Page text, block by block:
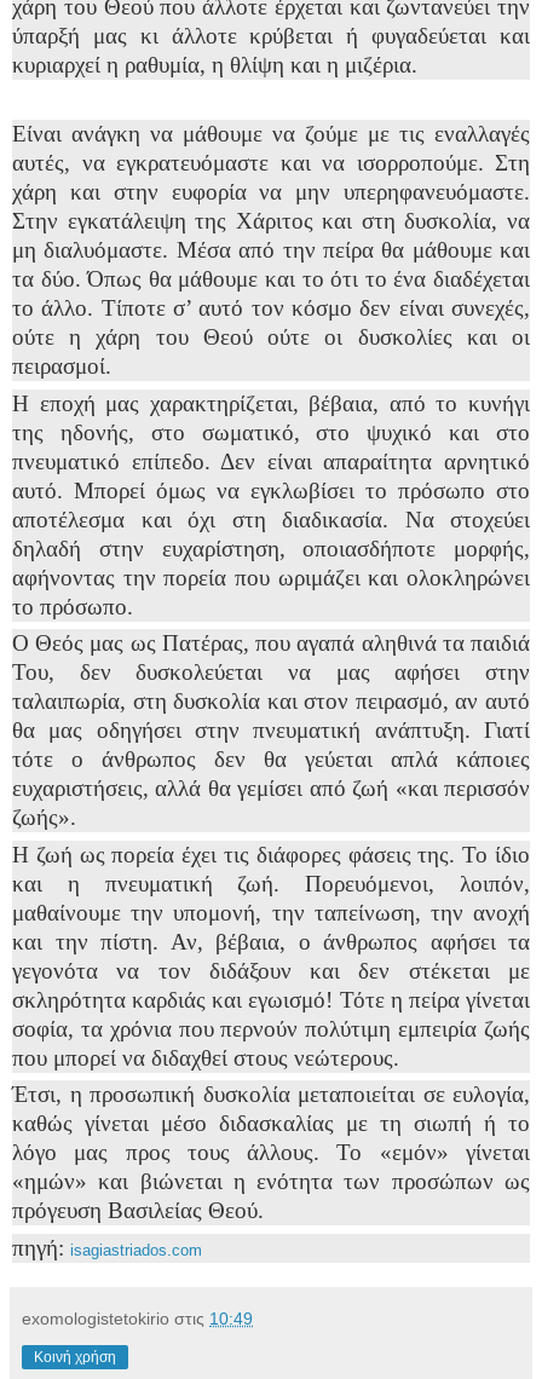
χάρη του Θεού που άλλοτε έρχεται και ζωντανεύει την
ύπαρξή μας κι άλλοτε κρύβεται ή φυγαδεύεται και
κυριαρχεί η ραθυμία, η θλίψη και η μιζέρια.
Είναι ανάγκη να μάθουμε να ζούμε με τις εναλλαγές
αυτές, να εγκρατευόμαστε και να ισορροπούμε. Στη
χάρη και στην ευφορία να μην υπερηφανευόμαστε.
Στην εγκατάλειψη της Χάριτος και στη δυσκολία, να
μη διαλυόμαστε. Μέσα από την πείρα θα μάθουμε και
τα δύο. Όπως θα μάθουμε και το ότι το ένα διαδέχεται
το άλλο. Τίποτε σ’ αυτό τον κόσμο δεν είναι συνεχές,
ούτε η χάρη του Θεού ούτε οι δυσκολίες και οι
πειρασμοί.
Η εποχή μας χαρακτηρίζεται, βέβαια, από το κυνήγι
της ηδονής, στο σωματικό, στο ψυχικό και στο
πνευματικό επίπεδο. Δεν είναι απαραίτητα αρνητικό
αυτό. Μπορεί όμως να εγκλωβίσει το πρόσωπο στο
αποτέλεσμα και όχι στη διαδικασία. Να στοχεύει
δηλαδή στην ευχαρίστηση, οποιασδήποτε μορφής,
αφήνοντας την πορεία που ωριμάζει και ολοκληρώνει
το πρόσωπο.
Ο Θεός μας ως Πατέρας, που αγαπά αληθινά τα παιδιά
Του, δεν δυσκολεύεται να μας αφήσει στην
ταλαιπωρία, στη δυσκολία και στον πειρασμό, αν αυτό
θα μας οδηγήσει στην πνευματική ανάπτυξη. Γιατί
τότε ο άνθρωπος δεν θα γεύεται απλά κάποιες
ευχαριστήσεις, αλλά θα γεμίσει από ζωή «και περισσόν
ζωής».
Η ζωή ως πορεία έχει τις διάφορες φάσεις της. Το ίδιο
και η πνευματική ζωή. Πορευόμενοι, λοιπόν,
μαθαίνουμε την υπομονή, την ταπείνωση, την ανοχή
και την πίστη. Αν, βέβαια, ο άνθρωπος αφήσει τα
γεγονότα να τον διδάξουν και δεν στέκεται με
σκληρότητα καρδιάς και εγωισμό! Τότε η πείρα γίνεται
σοφία, τα χρόνια που περνούν πολύτιμη εμπειρία ζωής
που μπορεί να διδαχθεί στους νεώτερους.
Έτσι, η προσωπική δυσκολία μεταποιείται σε ευλογία,
καθώς γίνεται μέσο διδασκαλίας με τη σιωπή ή το
λόγο μας προς τους άλλους. Το «εμόν» γίνεται
«ημών» και βιώνεται η ενότητα των προσώπων ως
πρόγευση Βασιλείας Θεού.
πηγή: isagiastriados.com
exomologistetokirio στις 10:49
Κοινή χρήση